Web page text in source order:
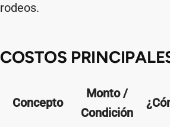
rodeos.
COSTOS
Concepto
Monto /
Condición